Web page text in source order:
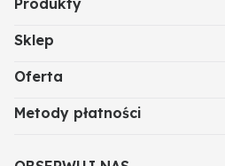
Produkty
Sklep
Oferta
Metody płatności